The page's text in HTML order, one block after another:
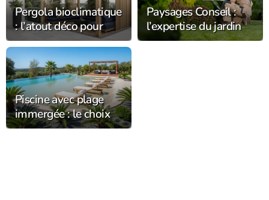
Pergola bioclimatique
: l’atout déco pour
sublimer la
décoration du jardin
Paysages Conseil :
l’expertise du jardin
s’installe
Piscine avec plage
immergée : le choix
tendance chez